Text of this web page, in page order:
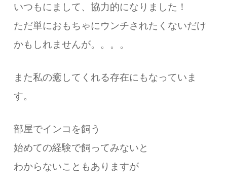
いつもにまして、協力的になりました！
ただ単におもちゃにウンチされたくないだけ
かもしれませんが。。。。
また私の癒してくれる存在にもなっていま
す。
部屋でインコを飼う
始めての経験で飼ってみないと
わからないこともありますが